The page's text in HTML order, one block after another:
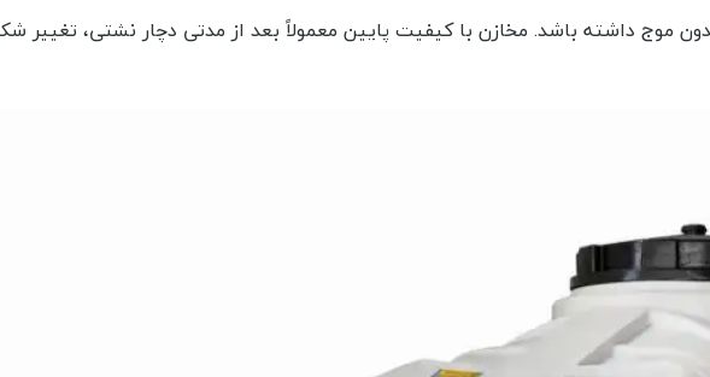
موج داشته باشد. مخازن با کیفیت پایین معمولاً بعد از مدتی دچار نشتی، تغییر